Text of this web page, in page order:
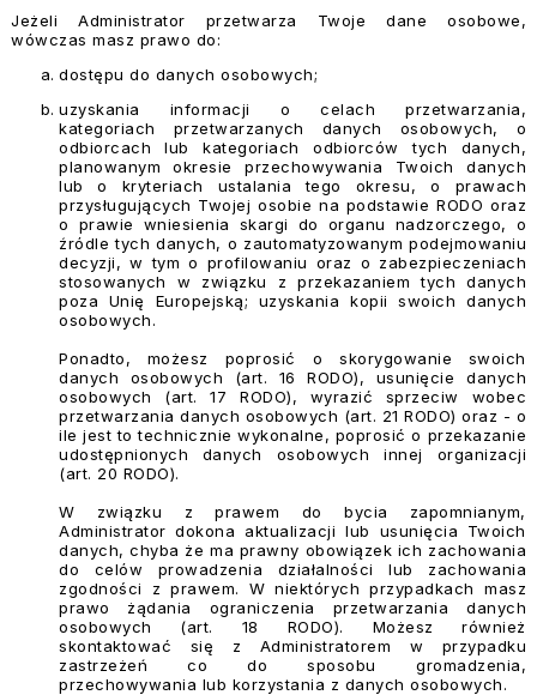
Jeżeli Administrator przetwarza Twoje dane osobowe,
wówczas masz prawo do:
dostępu do danych osobowych;
uzyskania informacji o celach przetwarzania,
kategoriach przetwarzanych danych osobowych, o
odbiorcach lub kategoriach odbiorców tych danych,
planowanym okresie przechowywania Twoich danych
lub o kryteriach ustalania tego okresu, o prawach
przysługujących Twojej osobie na podstawie RODO oraz
o prawie wniesienia skargi do organu nadzorczego, o
źródle tych danych, o zautomatyzowanym podejmowaniu
decyzji, w tym o profilowaniu oraz o zabezpieczeniach
stosowanych w związku z przekazaniem tych danych
poza Unię Europejską; uzyskania kopii swoich danych
osobowych.
Ponadto, możesz poprosić o skorygowanie swoich
danych osobowych (art. 16 RODO), usunięcie danych
osobowych (art. 17 RODO), wyrazić sprzeciw wobec
przetwarzania danych osobowych (art. 21 RODO) oraz - o
ile jest to technicznie wykonalne, poprosić o przekazanie
udostępnionych danych osobowych innej organizacji
(art. 20 RODO).
W związku z prawem do bycia zapomnianym,
Administrator dokona aktualizacji lub usunięcia Twoich
danych, chyba że ma prawny obowiązek ich zachowania
do celów prowadzenia działalności lub zachowania
zgodności z prawem. W niektórych przypadkach masz
prawo żądania ograniczenia przetwarzania danych
osobowych (art. 18 RODO). Możesz również
skontaktować się z Administratorem w przypadku
zastrzeżeń co do sposobu gromadzenia,
przechowywania lub korzystania z danych osobowych.